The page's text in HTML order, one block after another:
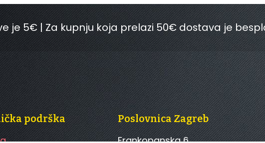
je 5€ | Za kupnju koja prelazi 50€ dostava je
podrška Poslovnica Zagreb
Frankopanska 6